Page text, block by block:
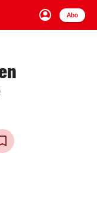
account_circle
Anmelden
Abo
close Schließen
arrow_right